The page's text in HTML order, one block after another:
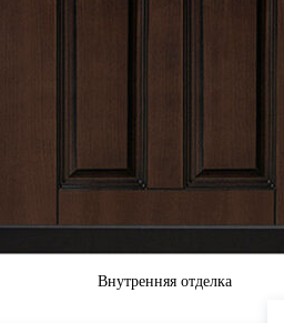
Внутренняя отделка